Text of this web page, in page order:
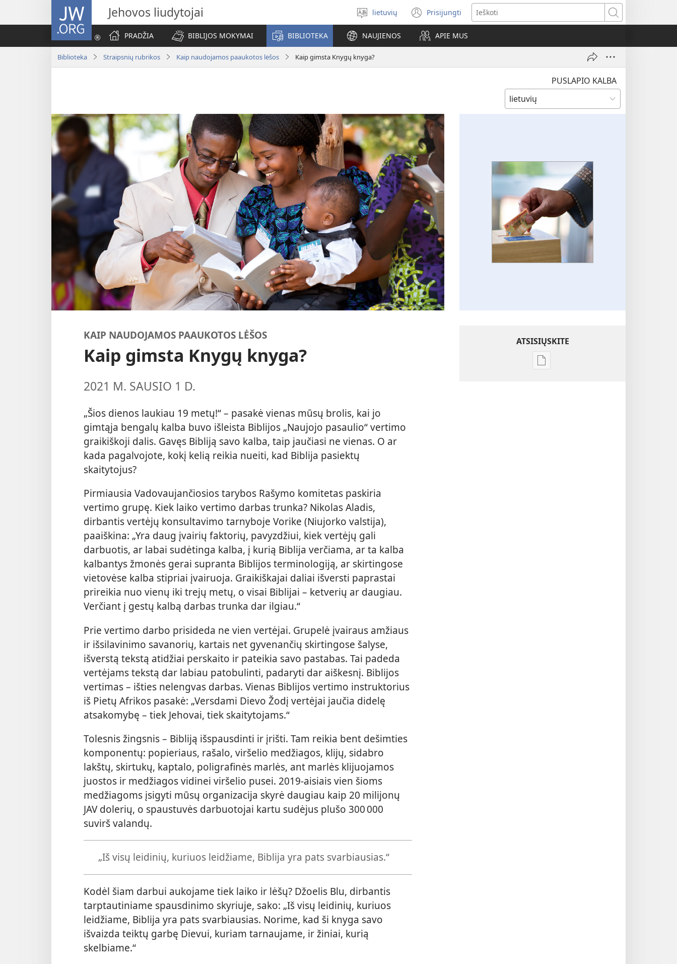
JW.ORG Jehovos liudytojai
Pasirinkite
kalbą
lietuvių Prisijungti
(atsiveria
naujas
langas)
Ieškoti
PRADŽIA
BIBLIJOS MOKYMAI BIBLIOTEKA NAUJIENOS APIE MUS
Biblioteka Straipsnių rubrikos Kaip naudojamos paaukotos lėšos Kaip gimsta Knygų knyga?
PUSLAPIO KALBA
KAIP NAUDOJAMOS PAAUKOTOS LĖŠOS
Kaip gimsta Knygų knyga?
2021 M. SAUSIO 1 D.
„Šios dienos laukiau 19 metų!“ – pasakė vienas mūsų brolis, kai jo
gimtąja bengalų kalba buvo išleista Biblijos „Naujojo pasaulio“ vertimo
graikiškoji dalis. Gavęs Bibliją savo kalba, taip jaučiasi ne vienas. O ar
kada pagalvojote, kokį kelią reikia nueiti, kad Biblija pasiektų
skaitytojus?
Pirmiausia Vadovaujančiosios tarybos Rašymo komitetas paskiria
vertimo grupę. Kiek laiko vertimo darbas trunka? Nikolas Aladis,
dirbantis vertėjų konsultavimo tarnyboje Vorike (Niujorko valstija),
paaiškina: „Yra daug įvairių faktorių, pavyzdžiui, kiek vertėjų gali
darbuotis, ar labai sudėtinga kalba, į kurią Biblija verčiama, ar ta kalba
kalbantys žmonės gerai supranta Biblijos terminologiją, ar skirtingose
vietovėse kalba stipriai įvairuoja. Graikiškajai daliai išversti paprastai
prireikia nuo vienų iki trejų metų, o visai Biblijai – ketverių ar daugiau.
Verčiant į gestų kalbą darbas trunka dar ilgiau.“
Prie vertimo darbo prisideda ne vien vertėjai. Grupelė įvairaus amžiaus
ir išsilavinimo savanorių, kartais net gyvenančių skirtingose šalyse,
išverstą tekstą atidžiai perskaito ir pateikia savo pastabas. Tai padeda
vertėjams tekstą dar labiau patobulinti, padaryti dar aiškesnį. Biblijos
vertimas – išties nelengvas darbas. Vienas Biblijos vertimo instruktorius
iš Pietų Afrikos pasakė: „Versdami Dievo Žodį vertėjai jaučia didelę
atsakomybę – tiek Jehovai, tiek skaitytojams.“
Tolesnis žingsnis – Bibliją išspausdinti ir įrišti. Tam reikia bent dešimties
komponentų: popieriaus, rašalo, viršelio medžiagos, klijų, sidabro
lakštų, skirtukų, kaptalo, poligrafinės marlės, ant marlės klijuojamos
juostos ir medžiagos vidinei viršelio pusei. 2019-aisiais vien šioms
medžiagoms įsigyti mūsų organizacija skyrė daugiau kaip 20 milijonų
JAV dolerių, o spaustuvės darbuotojai kartu sudėjus plušo 300 000
suvirš valandų.
„Iš visų leidinių, kuriuos leidžiame, Biblija yra pats svarbiausias.“
Kodėl šiam darbui aukojame tiek laiko ir lėšų? Džoelis Blu, dirbantis
tarptautiniame spausdinimo skyriuje, sako: „Iš visų leidinių, kuriuos
leidžiame, Biblija yra pats svarbiausias. Norime, kad ši knyga savo
išvaizda teiktų garbę Dievui, kuriam tarnaujame, ir žiniai, kurią
skelbiame.“
ATSISIŲSKITE
Skaitmeninių